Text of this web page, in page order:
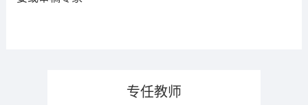
专任教师